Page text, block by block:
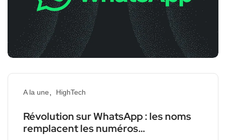
A la une HighTech
Révolution sur WhatsApp : les noms
remplacent les numéros…